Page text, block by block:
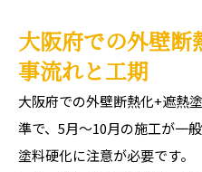
大阪府での外壁断
事流れと工期
大阪府での外壁断熱化+遮熱
準で、5月〜10月の施工が一
塗料硬化に注意が必要です。